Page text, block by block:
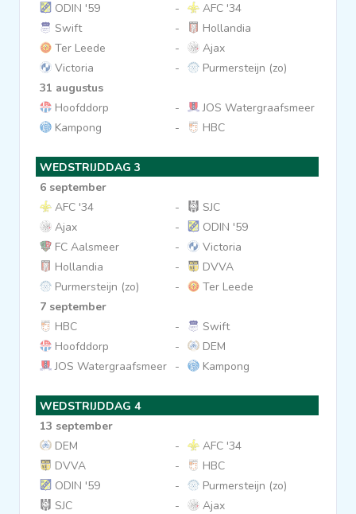
Voetbalpiramide
Overige links
ODIN '59
-
AFC '34
Swift
-
Hollandia
Ter Leede
-
Ajax
Victoria
-
Purmersteijn (zo)
31 augustus
Hoofddorp
-
JOS Watergraafsmeer
Kampong
- HBC
WEDSTRIJDDAG 3
6 september
AFC '34
-
SJC
Ajax
-
ODIN '59
FC Aalsmeer
-
Victoria
Hollandia
-
DVVA
Purmersteijn (zo)
-
Ter Leede
7 september
HBC
-
Swift
Hoofddorp
-
DEM
JOS Watergraafsmeer - Kampong
WEDSTRIJDDAG 4
13 september
DEM
-
AFC '34
DVVA
-
HBC
ODIN '59
-
Purmersteijn (zo)
SJC
-
Ajax